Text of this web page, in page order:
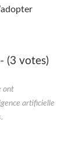
(3 votes)